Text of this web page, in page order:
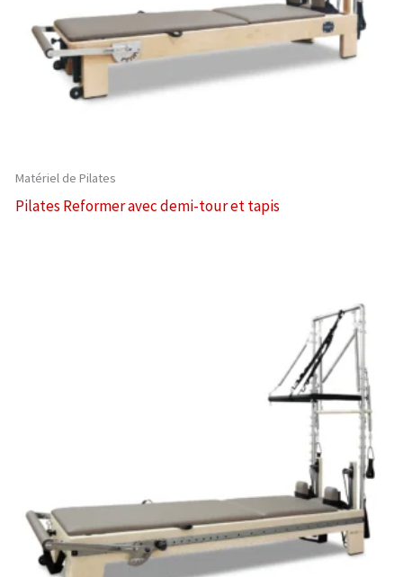
Matériel de Pilates
Pilates Reformer avec demi-tour et tapis